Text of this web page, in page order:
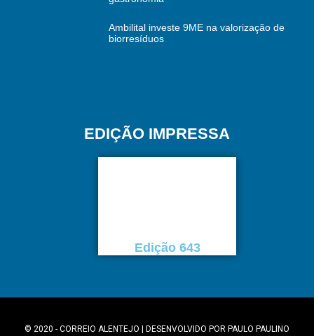
Ambilital investe 9ME na valorização de
biorresíduos
EDIÇÃO IMPRESSA
Edição 643
© 2020 - CORREIO ALENTEJO | DESENVOLVIDO POR PAULO PAULINO